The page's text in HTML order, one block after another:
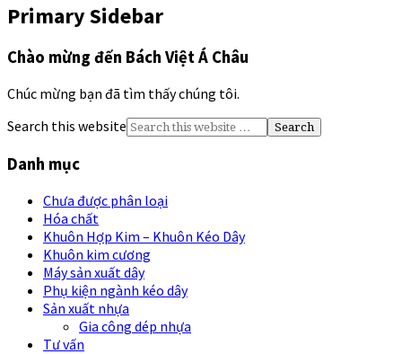
Primary Sidebar
Chào mừng đến Bách Việt Á Châu
Chúc mừng bạn đã tìm thấy chúng tôi.
Search this website
Danh mục
Chưa được phân loại
Hóa chất
Khuôn Hợp Kim – Khuôn Kéo Dây
Khuôn kim cương
Máy sản xuất dây
Phụ kiện ngành kéo dây
Sản xuất nhựa
Gia công dép nhựa
Tư vấn